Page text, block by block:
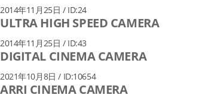
2014年11月25日 / ID:24
ULTRA HIGH SPEED CAMERA
2014年11月25日 / ID:43
DIGITAL CINEMA CAMERA
2021年10月8日 / ID:10654
ARRI CINEMA CAMERA